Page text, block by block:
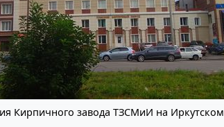
Кирпичного завода ТЗСМиИ на Иркутском